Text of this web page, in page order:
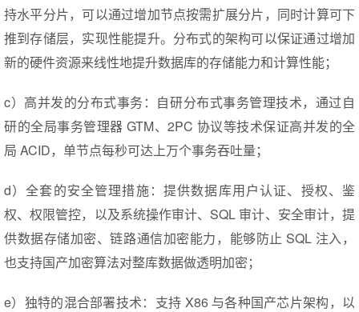
持水平分片，可以通过增加节点按需扩展分片，同时计算可下
推到存储层，实现性能提升。分布式的架构可以保证通过增加
新的硬件资源来线性地提升数据库的存储能力和计算性能；
c）高并发的分布式事务：自研分布式事务管理技术，通过自
研的全局事务管理器 GTM、2PC 协议等技术保证高并发的全
局 ACID，单节点每秒可达上万个事务吞吐量；
d）全套的安全管理措施：提供数据库用户认证、授权、鉴
权、权限管控，以及系统操作审计、SQL 审计、安全审计，提
供数据存储加密、链路通信加密能力，能够防止 SQL 注入，
也支持国产加密算法对整库数据做透明加密；
e）独特的混合部署技术：支持 X86 与各种国产芯片架构，以